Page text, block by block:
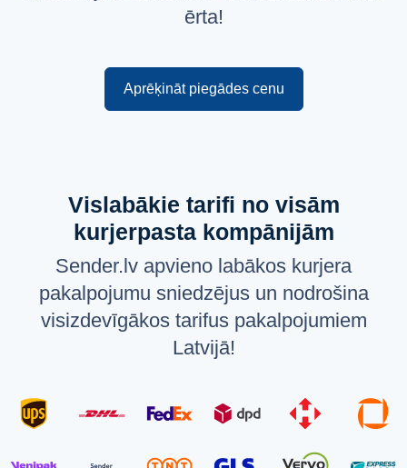
ērta!
Aprēķināt piegādes cenu
Vislabākie tarifi no visām
kurjerpasta kompānijām
Sender.lv apvieno labākos kurjera
pakalpojumu sniedzējus un nodrošina
visizdevīgākos tarifus pakalpojumiem
Latvijā!